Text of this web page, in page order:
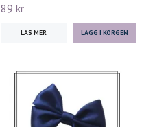
89 kr
LÄS MER